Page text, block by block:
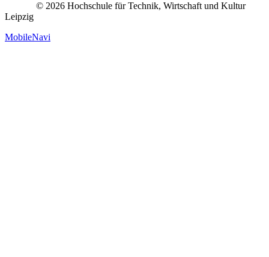
© 2026 Hochschule für Technik, Wirtschaft und Kultur
Leipzig
MobileNavi